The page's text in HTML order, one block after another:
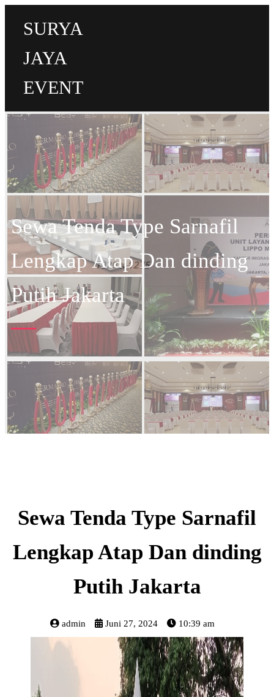
SURYA
JAYA
EVENT
Sewa Tenda Type Sarnafil
Lengkap Atap Dan dinding
Putih Jakarta
Sewa Tenda Type Sarnafil
Lengkap Atap Dan dinding
Putih Jakarta
admin Juni 27, 2024 10:39 am